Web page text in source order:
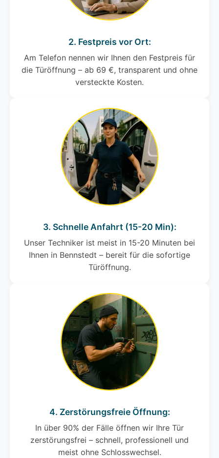
2. Festpreis vor Ort:
Am Telefon nennen wir Ihnen den Festpreis für
die Türöffnung – ab 69 €, transparent und ohne
versteckte Kosten.
3. Schnelle Anfahrt (15-20 Min):
Unser Techniker ist meist in 15-20 Minuten bei
Ihnen in Bennstedt – bereit für die sofortige
Türöffnung.
4. Zerstörungsfreie Öffnung:
In über 90% der Fälle öffnen wir Ihre Tür
zerstörungsfrei – schnell, professionell und
meist ohne Schlosswechsel.